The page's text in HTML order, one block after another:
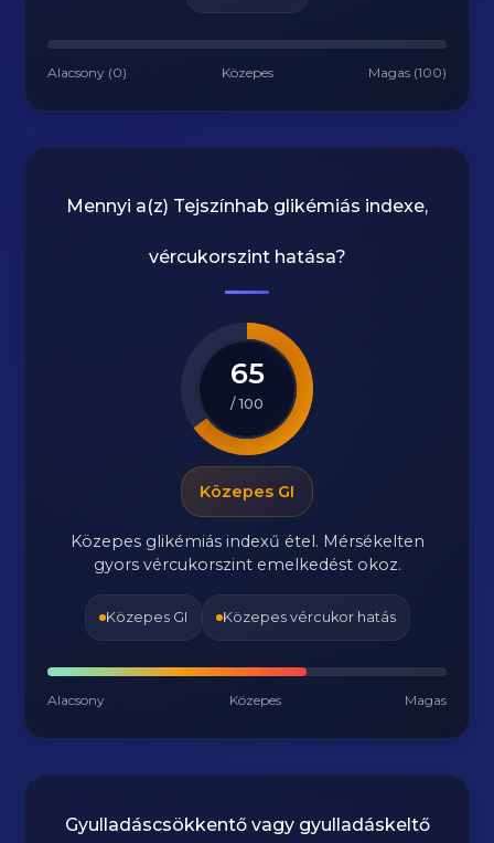
Alacsony (0) Közepes Magas (100)
Mennyi a(z) Tejszínhab glikémiás indexe,
vércukorszint hatása?
65
/ 100
Közepes GI
Közepes glikémiás indexű étel. Mérsékelten
gyors vércukorszint emelkedést okoz.
Közepes GI Közepes vércukor hatás
Alacsony Közepes Magas
Gyulladáscsökkentő vagy gyulladáskeltő